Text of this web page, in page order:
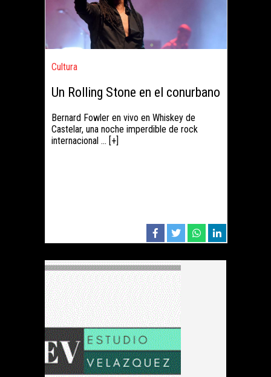
Cultura
Un Rolling Stone en el conurbano
Bernard Fowler en vivo en Whiskey de
Castelar, una noche imperdible de rock
internacional ... [+]